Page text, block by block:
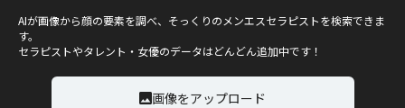
AIが画像から顔の要素を調べ、そっくりのメンエスセラピストを検索できま
す。
セラピストやタレント・女優のデータはどんどん追加中です！
画像をアップロード